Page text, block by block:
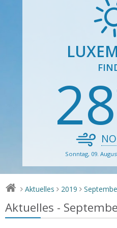
28
NO
Sonntag, 09.
> Aktuelles > 2019 >
Aktuelles -